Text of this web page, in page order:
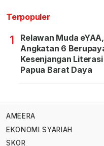
Terpopuler
1
Relawan Muda eYAA,
Angkatan 6
Kesenjangan
Papua Barat Daya
AMEERA
EKONOMI SYARIAH
SKOR